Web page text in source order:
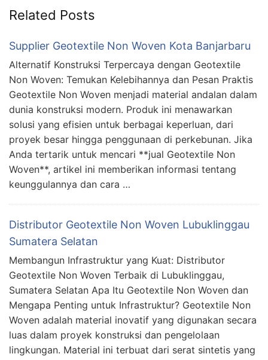
Related Posts
Supplier Geotextile Non Woven Kota Banjarbaru
Alternatif Konstruksi Terpercaya dengan Geotextile
Non Woven: Temukan Kelebihannya dan Pesan Praktis
Geotextile Non Woven menjadi material andalan dalam
dunia konstruksi modern. Produk ini menawarkan
solusi yang efisien untuk berbagai keperluan, dari
proyek besar hingga penggunaan di perkebunan. Jika
Anda tertarik untuk mencari **jual Geotextile Non
Woven**, artikel ini memberikan informasi tentang
keunggulannya dan cara …
Distributor Geotextile Non Woven Lubuklinggau
Sumatera Selatan
Membangun Infrastruktur yang Kuat: Distributor
Geotextile Non Woven Terbaik di Lubuklinggau,
Sumatera Selatan Apa Itu Geotextile Non Woven dan
Mengapa Penting untuk Infrastruktur? Geotextile Non
Woven adalah material inovatif yang digunakan secara
luas dalam proyek konstruksi dan pengelolaan
lingkungan. Material ini terbuat dari serat sintetis yang